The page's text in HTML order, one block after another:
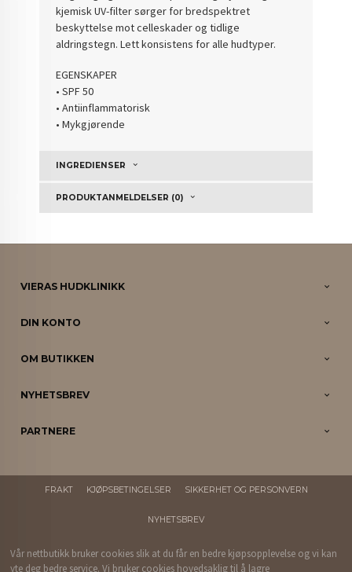
kjemisk UV-filter sørger for bredspektret
beskyttelse mot celleskader og tidlige
aldringstegn. Lett konsistens for alle hudtyper.
EGENSKAPER
• SPF 50
• Antiinflammatorisk
• Mykgjørende
INGREDIENSER
PRODUKTANMELDELSER (0)
VIERAS HUDKLINIKK
DIN KONTO
OM BUTIKKEN
NYHETSBREV
PARTNERE
FRAKT KJØPSBETINGELSER SIKKERHET OG PERSONVERN
NYHETSBREV
Vår nettbutikk bruker cookies slik at du får en bedre kjøpsopplevelse og vi kan
yte deg bedre service. Vi bruker cookies hovedsaklig til å lagre